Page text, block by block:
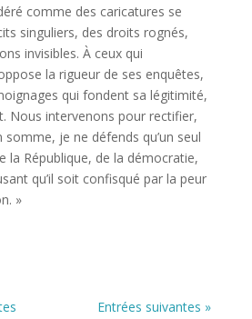
comme des caricatures se
singuliers, des droits rognés,
invisibles. À ceux qui
la rigueur de ses enquêtes,
qui fondent sa légitimité,
Nous intervenons pour rectifier,
somme, je ne défends qu’un seul
la République, de la démocratie,
qu’il soit confisqué par la peur
»
Entrées suivantes »